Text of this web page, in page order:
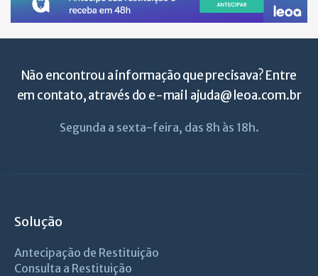
Não encontrou a informação que precisava? Entre
em contato, através do e-mail ajuda@leoa.com.br
Segunda a sexta-feira, das 8h às 18h.
Solução
Antecipação de Restituição
Consulta a Restituição